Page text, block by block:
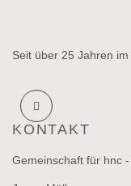
Seit über 25 Jahren
KONTAKT
Gemeinschaft für hnc